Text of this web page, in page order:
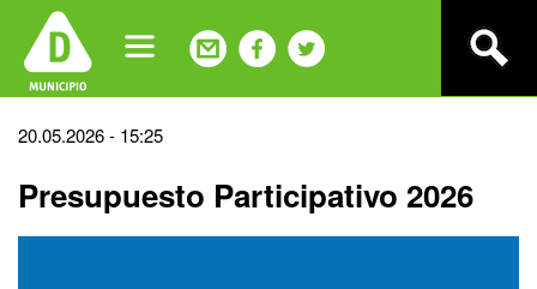
navigation
Back
top
20.05.2026 - 15:25
Presupuesto Participativo 2026